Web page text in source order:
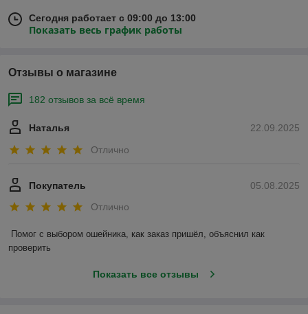
Сегодня работает с 09:00 до 13:00
Показать весь график работы
Отзывы о магазине
182 отзывов за всё время
22.09.2025
Наталья
Отлично
05.08.2025
Покупатель
Отлично
Помог с выбором ошейника, как заказ пришёл, объяснил как
проверить
Показать все отзывы